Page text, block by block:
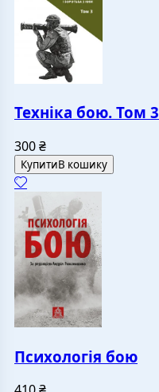
Техніка бою. Том 3
300₴
КупитиВ кошику
Психологія бою